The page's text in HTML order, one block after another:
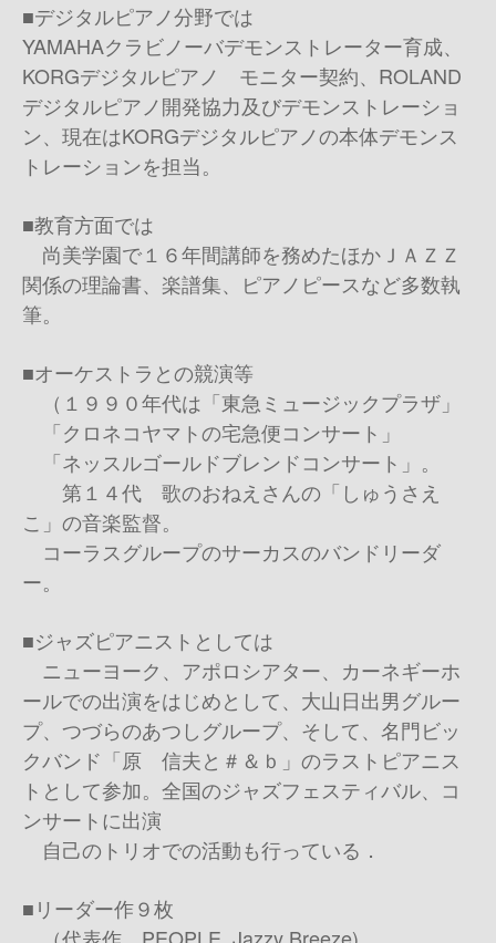
■デジタルピアノ分野では
YAMAHAクラビノーバデモンストレーター育成、
KORGデジタルピアノ モニター契約、ROLAND
デジタルピアノ開発協力及びデモンストレーショ
ン、現在はKORGデジタルピアノの本体デモンス
トレーションを担当。
■教育方面では
尚美学園で１６年間講師を務めたほかＪＡＺＺ
関係の理論書、楽譜集、ピアノピースなど多数執
筆。
■オーケストラとの競演等
（１９９０年代は「東急ミュージックプラザ」
「クロネコヤマトの宅急便コンサート」
「ネッスルゴールドブレンドコンサート」。
第１４代 歌のおねえさんの「しゅうさえ
こ」の音楽監督。
コーラスグループのサーカスのバンドリーダ
ー。
■ジャズピアニストとしては
ニューヨーク、アポロシアター、カーネギーホ
ールでの出演をはじめとして、大山日出男グルー
プ、つづらのあつしグループ、そして、名門ビッ
クバンド「原 信夫と＃＆ｂ」のラストピアニス
トとして参加。全国のジャズフェスティバル、コ
ンサートに出演
自己のトリオでの活動も行っている．
■リーダー作９枚